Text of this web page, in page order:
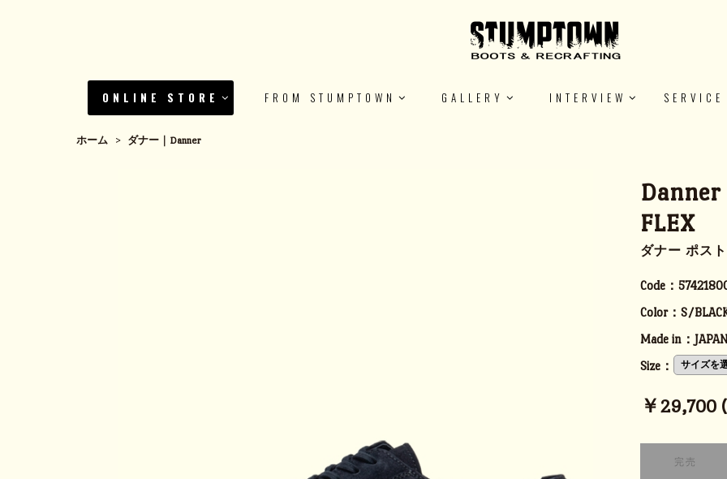
ONLINE STORE FROM STUMPTOWN GALLERY INTERVIEW SERVICE
ホーム > ダナー｜Danner
Danner
FLEX
ダナー ポス
Code：
Color： S/
Made in：
Size：
￥29,700